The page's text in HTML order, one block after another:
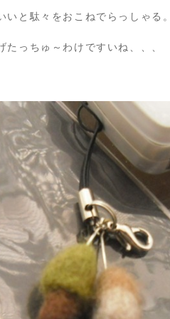
と駄々をおこねでらっしゃる。
っちゅ～わけですいね、、、